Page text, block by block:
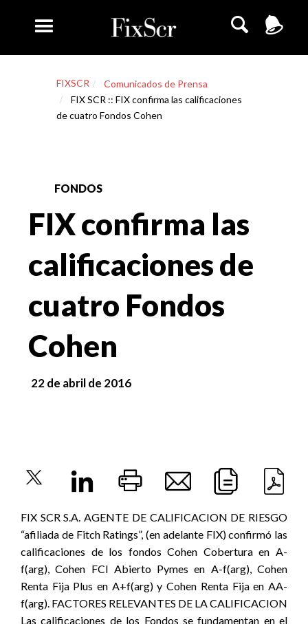
FIXSCR
Comunicados de Prensa
FIX SCR :: FIX confirma las calificaciones
de cuatro Fondos Cohen
FONDOS
FIX confirma las
calificaciones de
cuatro Fondos
Cohen
22 de abril de 2016
FIX SCR S.A. AGENTE DE CALIFICACION DE RIESGO
“afiliada de Fitch Ratings”, (en adelante FIX) confirmó las
calificaciones de los fondos Cohen Cobertura en A-
f(arg), Cohen FCI Abierto Pymes en A-f(arg), Cohen
Renta Fija Plus en A+f(arg) y Cohen Renta Fija en AA-
f(arg). FACTORES RELEVANTES DE LA CALIFICACION
Las calificaciones de los Fondos se fundamentan en el